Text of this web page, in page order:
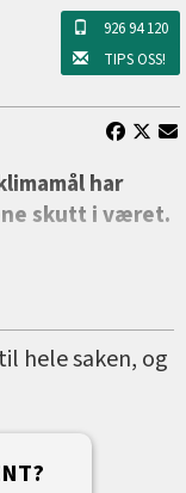
926 94 120
TIPS OSS!
har
skutt i været.
hele saken, og